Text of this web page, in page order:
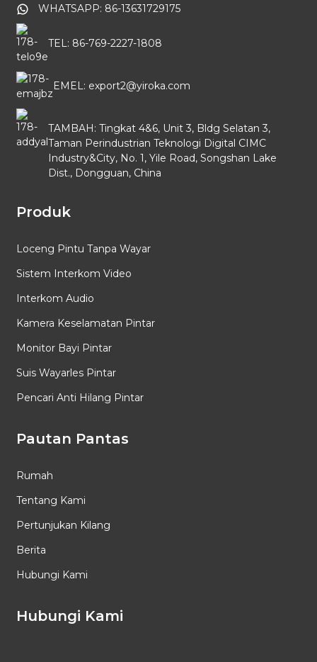
WHATSAPP: 86-13631729175
TEL: 86-769-2227-1808
EMEL: export2@yiroka.com
TAMBAH: Tingkat 4&6, Unit 3, Bldg Selatan 3,
Taman Perindustrian Teknologi Digital CIMC
Industry&City, No. 1, Yile Road, Songshan Lake
Dist., Dongguan, China
Produk
Loceng Pintu Tanpa Wayar
Sistem Interkom Video
Interkom Audio
Kamera Keselamatan Pintar
Monitor Bayi Pintar
Suis Wayarles Pintar
Pencari Anti Hilang Pintar
Pautan Pantas
Rumah
Tentang Kami
Pertunjukan Kilang
Berita
Hubungi Kami
Hubungi Kami